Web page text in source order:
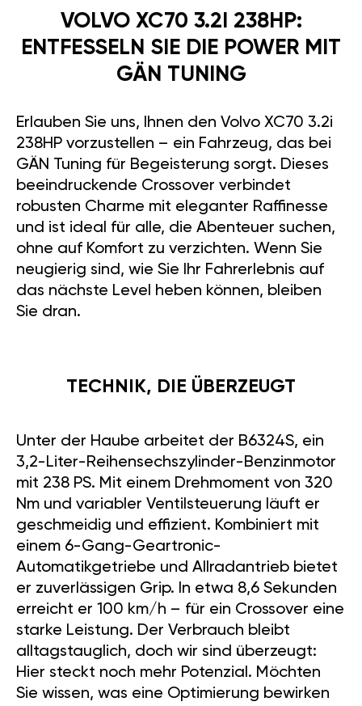
VOLVO XC70 3.2I 238HP:
ENTFESSELN SIE DIE POWER MIT
GÄN TUNING
Erlauben Sie uns, Ihnen den Volvo XC70 3.2i
238HP vorzustellen – ein Fahrzeug, das bei
GÄN Tuning für Begeisterung sorgt. Dieses
beeindruckende Crossover verbindet
robusten Charme mit eleganter Raffinesse
und ist ideal für alle, die Abenteuer suchen,
ohne auf Komfort zu verzichten. Wenn Sie
neugierig sind, wie Sie Ihr Fahrerlebnis auf
das nächste Level heben können, bleiben
Sie dran.
TECHNIK, DIE ÜBERZEUGT
Unter der Haube arbeitet der B6324S, ein
3,2-Liter-Reihensechszylinder-Benzinmotor
mit 238 PS. Mit einem Drehmoment von 320
Nm und variabler Ventilsteuerung läuft er
geschmeidig und effizient. Kombiniert mit
einem 6-Gang-Geartronic-
Automatikgetriebe und Allradantrieb bietet
er zuverlässigen Grip. In etwa 8,6 Sekunden
erreicht er 100 km/h – für ein Crossover eine
starke Leistung. Der Verbrauch bleibt
alltagstauglich, doch wir sind überzeugt:
Hier steckt noch mehr Potenzial. Möchten
Sie wissen, was eine Optimierung bewirken